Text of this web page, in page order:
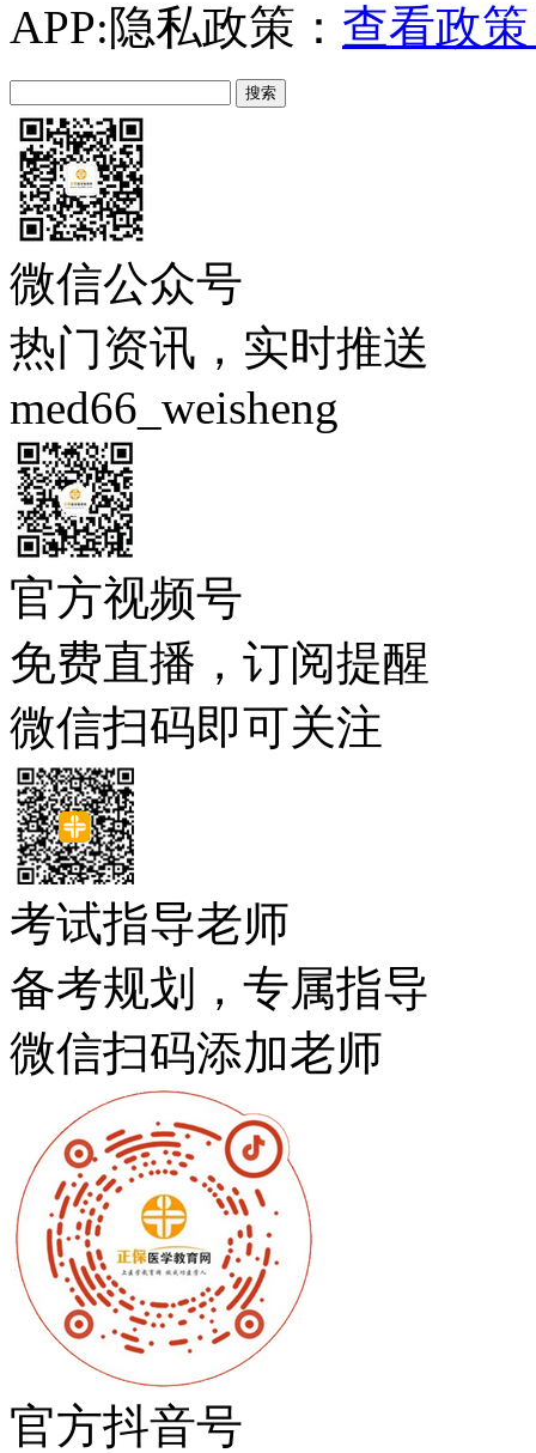
APP:隐私政策： 查看政
微信公众号
热门资讯，实时推送
med66_weisheng
官方视频号
免费直播，订阅提醒
微信扫码即可关注
考试指导老师
备考规划，专属指导
微信扫码添加老师
官方抖音号